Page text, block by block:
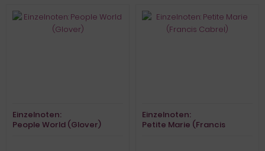
Einzelnoten:
People World (Glover)
Einzelnoten:
Petite Marie (Francis